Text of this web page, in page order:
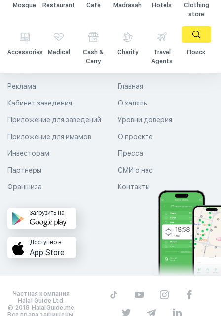
Mosque Restaurant Cafe Madrasah Hotels
Clothing
store
Accessories Medical
Cash &
Carry
Charity
Travel
Agents
Поиск
Главная
О халяль
Уровни доверия
Реклама
Кабинет заведения
Приложение для заведений
Приложение для имамов О проекте
Пресса
СМИ о нас
Контакты
Инвесторам
Партнеры
Франшиза
Загрузить на
Доступно в
App Store
Частная компания
Halal Guide Ltd.
© 2018 HalalGuide.me
Все права защищены.